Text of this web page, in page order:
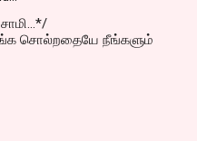
சொல்றதையே நீங்களும்